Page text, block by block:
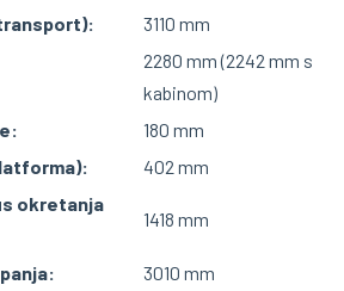
3110 mm
2280 mm (2242 mm s
kabinom)
180 mm
402 mm
okretanja
1418 mm
3010 mm